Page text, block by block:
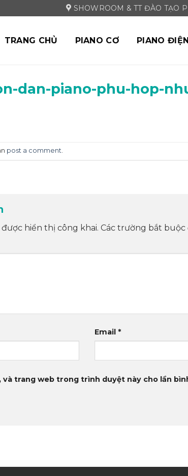
SHOWROOM & TT ĐÀO TẠO
TRANG CHỦ PIANO CƠ PIANO ĐIỆN
dan-piano-phu-hop-
post a comment
hiển thị công khai. Các trường bắt buộc
Email*
và trang web trong trình duyệt này cho lần